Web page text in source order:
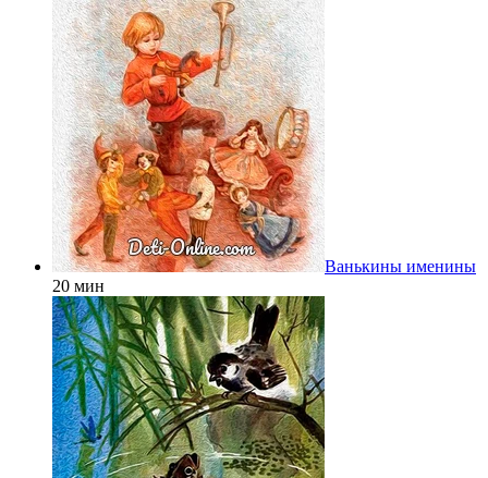
Ванькины именины
20 мин